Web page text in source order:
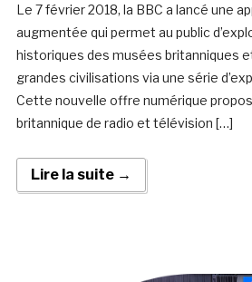
Le 7 février 2018, la BBC a lancé une
augmentée qui permet au public
historiques des musées britanniques
grandes civilisations via une série
Cette nouvelle offre numérique
britannique de radio et télévision […]
Lire la suite →